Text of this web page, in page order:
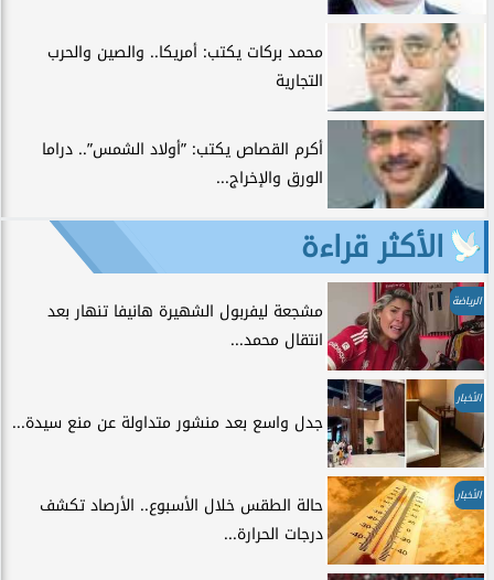
محمد بركات يكتب: أمريكا.. والصين والحرب
التجارية
أكرم القصاص يكتب: ”أولاد الشمس”.. دراما
الورق والإخراج...
الأكثر قراءة
الرياضة
مشجعة ليفربول الشهيرة هانيفا تنهار بعد
انتقال محمد...
الأخبار
جدل واسع بعد منشور متداولة عن منع سيدة...
الأخبار
حالة الطقس خلال الأسبوع.. الأرصاد تكشف
درجات الحرارة...